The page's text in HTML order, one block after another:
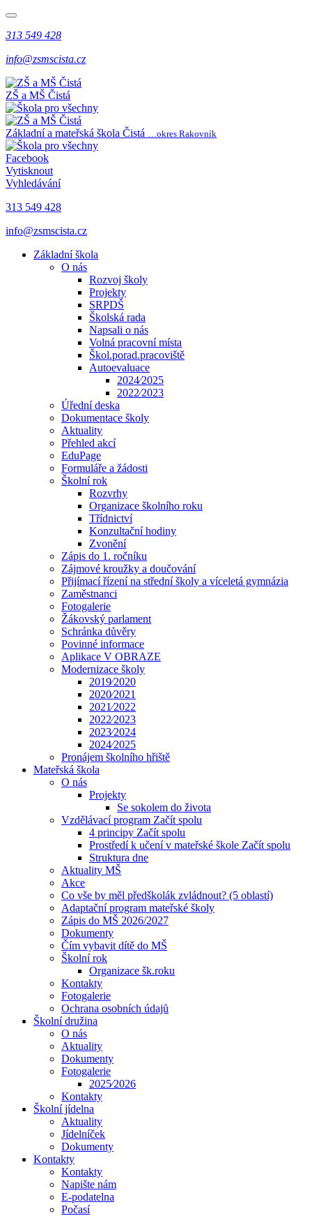
313 549 428
info@zsmscista.cz
ZŠ a MŠ Čistá
Základní a mateřská škola Čistá …okres Rakovník
Facebook
Vytisknout
Vyhledávání
313 549 428
info@zsmscista.cz
Základní škola
O nás
Rozvoj školy
Projekty
SRPDŠ
Školská rada
Napsali o nás
Volná pracovní místa
Škol.porad.pracoviště
Autoevaluace
2024⁄2025
2022⁄2023
Úřední deska
Dokumentace školy
Aktuality
Přehled akcí
EduPage
Formuláře a žádosti
Školní rok
Rozvrhy
Organizace školního roku
Třídnictví
Konzultační hodiny
Zvonění
Zápis do 1. ročníku
Zájmové kroužky a doučování
Přijímací řízení na střední školy a víceletá gymnázia
Zaměstnanci
Fotogalerie
Žákovský parlament
Schránka důvěry
Povinné informace
Aplikace V OBRAZE
Modernizace školy
2019⁄2020
2020⁄2021
2021⁄2022
2022⁄2023
2023⁄2024
2024⁄2025
Pronájem školního hřiště
Mateřská škola
O nás
Projekty
Se sokolem do života
Vzdělávací program Začít spolu
4 principy Začít spolu
Prostředí k učení v mateřské škole Začít spolu
Struktura dne
Aktuality MŠ
Akce
Co vše by měl předškolák zvládnout? (5 oblastí)
Adaptační program mateřské školy
Zápis do MŠ 2026/2027
Dokumenty
Čím vybavit dítě do MŠ
Školní rok
Organizace šk.roku
Kontakty
Fotogalerie
Ochrana osobních údajů
Školní družina
O nás
Aktuality
Dokumenty
Fotogalerie
2025⁄2026
Kontakty
Školní jídelna
Aktuality
Jídelníček
Dokumenty
Kontakty
Kontakty
Napište nám
E-podatelna
Počasí